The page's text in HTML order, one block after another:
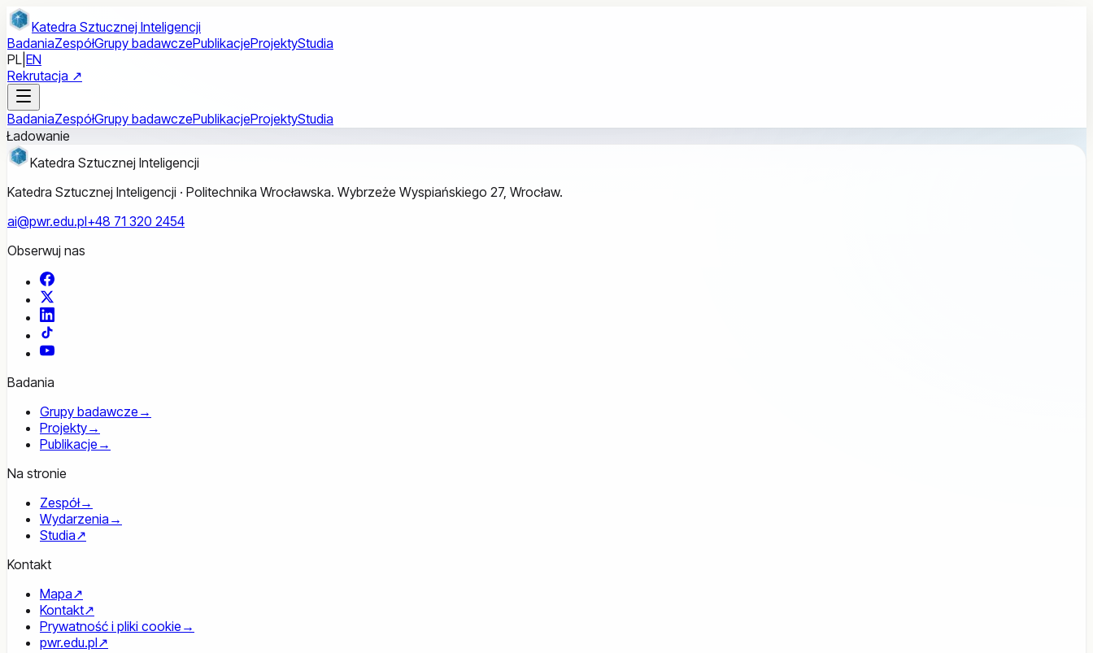
Przejdź do treści głównej
Katedra Sztucznej Inteligencji
BadaniaZespółGrupy badawczePublikacjeProjektyStudia
PL EN
Rekrutacja ↗
BadaniaZespółGrupy badawczePublikacjeProjektyStudia
Ładowanie
Katedra Sztucznej Inteligencji
Katedra Sztucznej Inteligencji · Politechnika Wrocławska. Wybrzeże Wyspiańskiego 27, Wrocław.
ai@pwr.edu.pl+48 71 320 2454
Obserwuj nas
Facebook
YouTube
Badania
Grupy badawcze →
Projekty→
Publikacje →
Na stronie
Zespół→
Wydarzenia →
Studia↗
Kontakt
Mapa↗
Kontakt↗
Prywatność i pliki cookie →
pwr.edu.pl↗